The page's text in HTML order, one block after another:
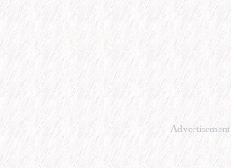
Advertisement